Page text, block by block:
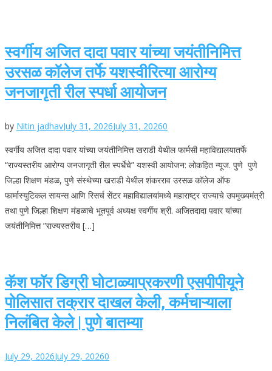
स्वर्गीय अजित दादा पवार यांच्या जयंतीनिमित्त
उरसळ कॉलेज तर्फे यशस्वीरित्या आरोग्य
जनजागृती रील स्पर्धा आयोजन
by Nitin jadhavJuly 31, 2026July 31, 20260
स्वर्गीय अजित दादा पवार यांच्या जयंतीनिमित्त खराडी येथील फार्मसी महाविद्यालयातर्फे
“राज्यस्तरीय आरोग्य जनजागृती रील स्पर्धेचे” यशस्वी आयोजन: लोकहित न्यूज. पुणे पुणे
जिल्हा शिक्षण मंडळ, पुणे संस्थेच्या खराडी येथील शंकरराव उरसळ कॉलेज ऑफ
फार्मास्युटिकल सायन्स आणि रिसर्च सेंटर महाविद्यालयांमध्ये महाराष्ट्र राज्याचे उपमुख्यमंत्री
तथा पुणे जिल्हा शिक्षण मंडळाचे भूतपूर्व अध्यक्ष स्वर्गीय श्री. अजितदादा पवार यांच्या
जयंतीनिमित्त ”राज्यस्तरीय […]
कॅश फॉर डिग्री घोटाळ्याप्रकरणी एसपीपीयूने
पोलिसात तक्रार दाखल केली, कर्मचाऱ्याला
निलंबित केले | पुणे बातम्या
July 29, 2026July 29, 20260